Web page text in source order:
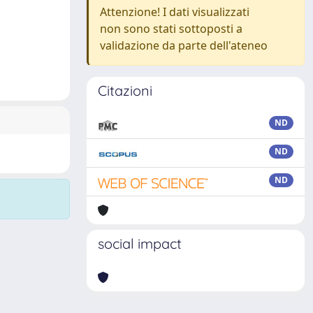
Attenzione! I dati visualizzati
non sono stati sottoposti a
validazione da parte dell'ateneo
Citazioni
ND
ND
ND
social impact